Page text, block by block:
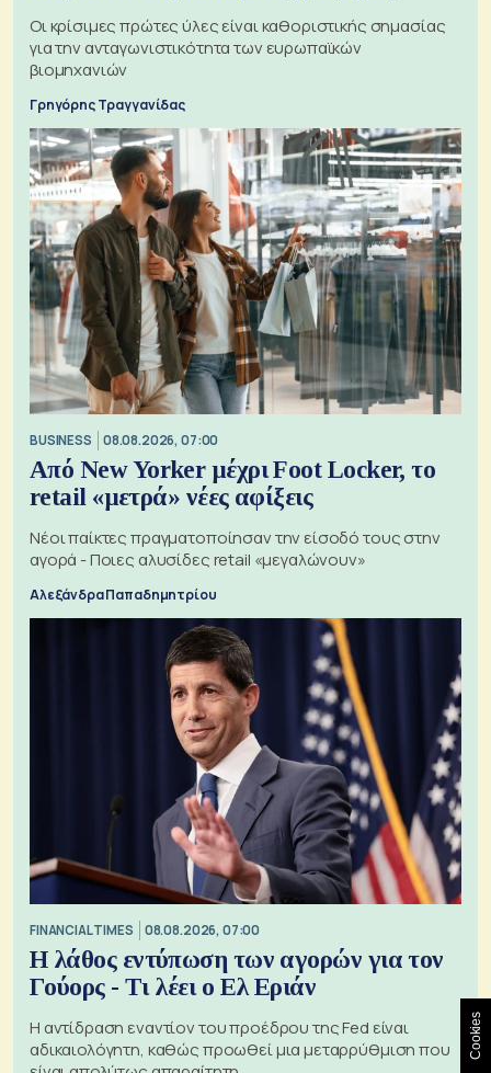
Οι κρίσιμες πρώτες ύλες είναι καθοριστικής σημασίας
για την ανταγωνιστικότητα των ευρωπαϊκών
βιομηχανιών
Γρηγόρης Τραγγανίδας
BUSINESS 08.08.2026, 07:00
Από New Yorker μέχρι Foot Locker, το
retail «μετρά» νέες αφίξεις
Νέοι παίκτες πραγματοποίησαν την είσοδό τους στην
αγορά - Ποιες αλυσίδες retail «μεγαλώνουν»
Αλεξάνδρα Παπαδημητρίου
FINANCIAL TIMES 08.08.2026, 07:00
Η λάθος εντύπωση των αγορών για τον
Γούορς - Τι λέει ο Ελ Εριάν
Η αντίδραση εναντίον του προέδρου της Fed είναι
αδικαιολόγητη, καθώς προωθεί μια μεταρρύθμιση που
Cookies